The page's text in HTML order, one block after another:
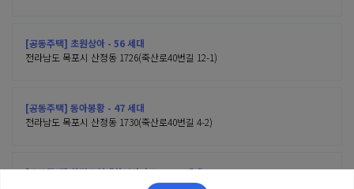
[공동주택] 초원상아 - 56 세대
전라남도 목포시 산정동 1726(죽산로40번길 12-1)
[공동주택] 동아봉황 - 47 세대
전라남도 목포시 산정동 1730(죽산로40번길 4-2)
[공동주택] 산정동현대산업아파트 - 530 세대
전라남도 목포시 산정동 1710(죽산로40번길 24)